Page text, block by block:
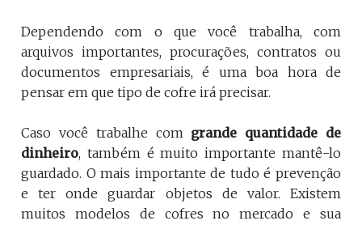
Dependendo com o que você trabalha, com
arquivos importantes, procurações, contratos ou
documentos empresariais, é uma boa hora de
pensar em que tipo de cofre irá precisar.
Caso você trabalhe comgrande quantidade de
dinheiro, também é muito importante mantê-lo
guardado. O mais importante de tudo é prevenção
e ter onde guardar objetos de valor. Existem
muitos modelos de cofres no mercado e sua